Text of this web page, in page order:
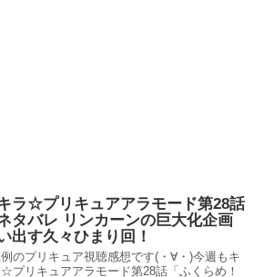
キラキラ☆プリキュアアラモード第6話感想ネタバレ キュアショコラ登場！イケメンすぎてかっこいい！！
ィール 年齢・身長・経歴・
ラ☆プリキュアアラモード第28話
タバレ リンカーンの巨大化企画
出す久々ひまり回！
のプリキュア視聴感想です(・∀・)今週もキ
プリキュアアラモード第28話「ふくらめ！